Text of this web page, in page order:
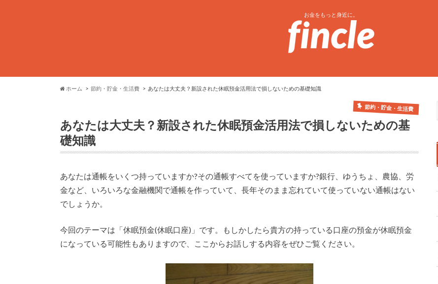
お金をもっと身近に。
ホーム 節約・貯金・生活費 あなたは大丈夫？新設された休眠預金活用法で損しないための基礎知識
節約・貯金・生活費
あなたは大丈夫？新設された休眠預金活用法で損しないための基
礎知識
あなたは通帳をいくつ持っていますか?その通帳すべてを使っていますか?銀行、ゆうちょ、農協、労
金など、いろいろな金融機関で通帳を作っていて、長年そのまま忘れていて使っていない通帳はない
でしょうか。
今回のテーマは「休眠預金(休眠口座)」です。もしかしたら貴方の持っている口座の預金が休眠預金
になっている可能性もありますので、ここからお話しする内容をぜひご覧ください。